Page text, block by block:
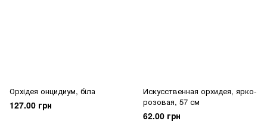
Орхідея онцидиум, біла
127.00 грн
Искусственная орхидея, ярко-
розовая, 57 см
62.00 грн